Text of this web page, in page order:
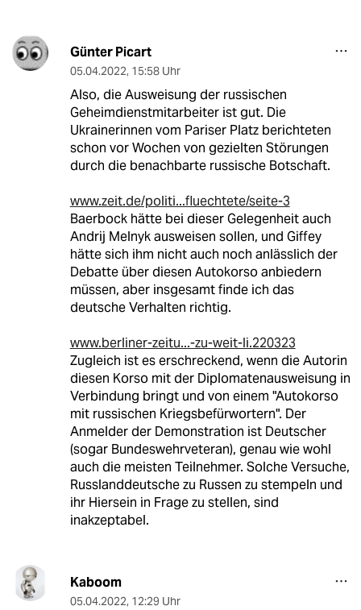
Günter Picart
05.04.2022, 15:58 Uhr
Also, die Ausweisung der russischen
Geheimdienstmitarbeiter ist gut. Die
Ukrainerinnen vom Pariser Platz berichteten
schon vor Wochen von gezielten Störungen
durch die benachbarte russische Botschaft.
www.zeit.de/politi...fluechtete/seite-3
Baerbock hätte bei dieser Gelegenheit auch
Andrij Melnyk ausweisen sollen, und Giffey
hätte sich ihm nicht auch noch anlässlich der
Debatte über diesen Autokorso anbiedern
müssen, aber insgesamt finde ich das
deutsche Verhalten richtig.
www.berliner-zeitu...-zu-weit-li.220323
Zugleich ist es erschreckend, wenn die Autorin
diesen Korso mit der Diplomatenausweisung in
Verbindung bringt und von einem "Autokorso
mit russischen Kriegsbefürwortern". Der
Anmelder der Demonstration ist Deutscher
(sogar Bundeswehrveteran), genau wie wohl
auch die meisten Teilnehmer. Solche Versuche,
Russlanddeutsche zu Russen zu stempeln und
ihr Hiersein in Frage zu stellen, sind
inakzeptabel.
Kaboom
05.04.2022, 12:29 Uhr